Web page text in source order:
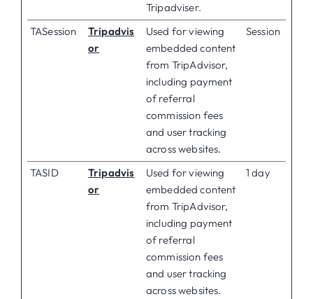
Tripadviser.
TASession
Tripadvis
or
Used for viewing
embedded content
from TripAdvisor,
including payment
of referral
commission fees
and user tracking
across websites.
Session
TASID
Tripadvis
or
Used for viewing
embedded content
from TripAdvisor,
including payment
of referral
commission fees
and user tracking
across websites.
1 day